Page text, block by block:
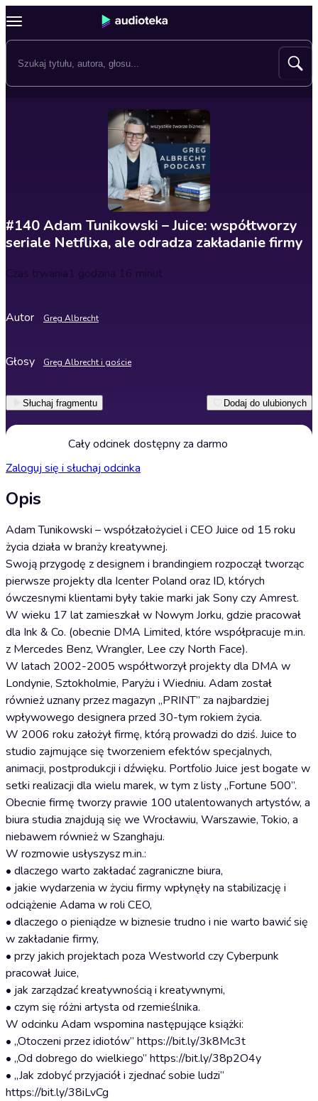
#140 Adam Tunikowski – Juice: współtworzy
seriale Netflixa, ale odradza zakładanie firmy
Czas trwania1 godzina 16 minut
Autor Greg Albrecht
Głosy Greg Albrecht i goście
Słuchaj fragmentu Dodaj do ulubionych
Cały odcinek dostępny za darmo
Zaloguj się i słuchaj odcinka
Opis
Adam Tunikowski – współzałożyciel i CEO Juice od 15 roku
życia działa w branży kreatywnej.
Swoją przygodę z designem i brandingiem rozpoczął tworząc
pierwsze projekty dla Icenter Poland oraz ID, których
ówczesnymi klientami były takie marki jak Sony czy Amrest.
W wieku 17 lat zamieszkał w Nowym Jorku, gdzie pracował
dla Ink & Co. (obecnie DMA Limited, które współpracuje m.in.
z Mercedes Benz, Wrangler, Lee czy North Face).
W latach 2002-2005 współtworzył projekty dla DMA w
Londynie, Sztokholmie, Paryżu i Wiedniu. Adam został
również uznany przez magazyn „PRINT” za najbardziej
wpływowego designera przed 30-tym rokiem życia.
W 2006 roku założył firmę, którą prowadzi do dziś. Juice to
studio zajmujące się tworzeniem efektów specjalnych,
animacji, postprodukcji i dźwięku. Portfolio Juice jest bogate w
setki realizacji dla wielu marek, w tym z listy „Fortune 500”.
Obecnie firmę tworzy prawie 100 utalentowanych artystów, a
biura studia znajdują się we Wrocławiu, Warszawie, Tokio, a
niebawem również w Szanghaju.
W rozmowie usłyszysz m.in.:
• dlaczego warto zakładać zagraniczne biura,
• jakie wydarzenia w życiu firmy wpłynęły na stabilizację i
odciążenie Adama w roli CEO,
• dlaczego o pieniądze w biznesie trudno i nie warto bawić się
w zakładanie firmy,
• przy jakich projektach poza Westworld czy Cyberpunk
pracował Juice,
• jak zarządzać kreatywnością i kreatywnymi,
• czym się różni artysta od rzemieślnika.
W odcinku Adam wspomina następujące książki:
• „Otoczeni przez idiotów” https://bit.ly/3k8Mc3t
• „Od dobrego do wielkiego” https://bit.ly/38p2O4y
• „Jak zdobyć przyjaciół i zjednać sobie ludzi”
https://bit.ly/38iLvCg